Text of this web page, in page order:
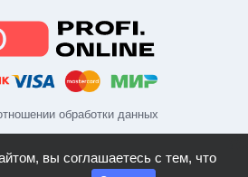
обработки данных
вы соглашаетесь с тем, что